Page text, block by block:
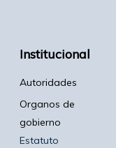
Institucional
Autoridades
Organos de
gobierno
Estatuto